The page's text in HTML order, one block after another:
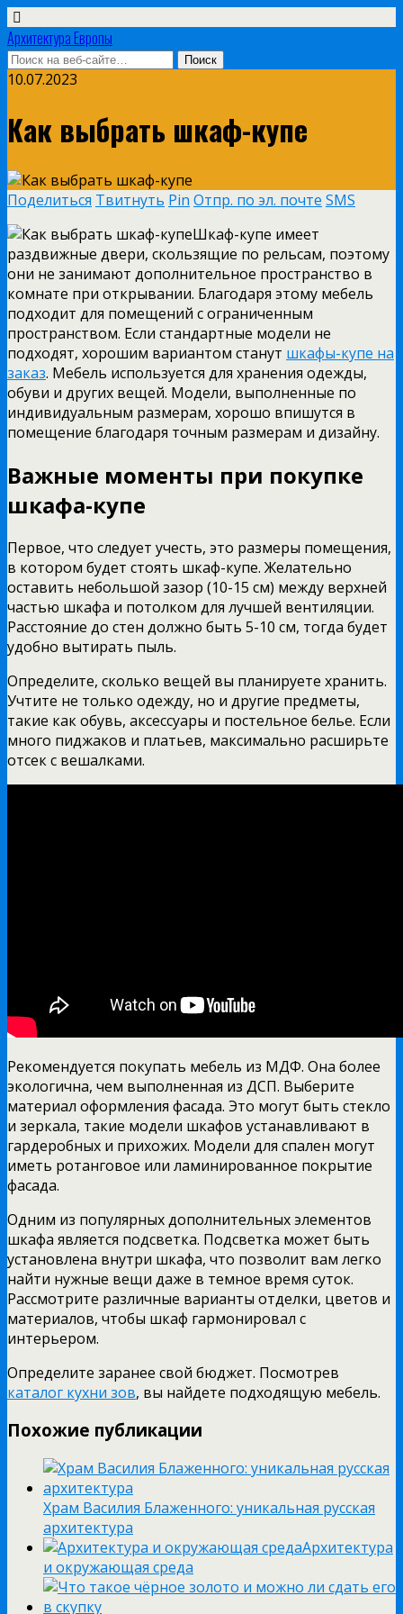
Архитектура Европы
10.07.2023
Как выбрать шкаф-купе
Поделиться Твитнуть Pin Отпр. по эл. почте SMS
Шкаф-купе имеет
раздвижные двери, скользящие по рельсам, поэтому
они не занимают дополнительное пространство в
комнате при открывании. Благодаря этому мебель
подходит для помещений с ограниченным
пространством. Если стандартные модели не
подходят, хорошим вариантом станут шкафы-купе на
заказ. Мебель используется для хранения одежды,
обуви и других вещей. Модели, выполненные по
индивидуальным размерам, хорошо впишутся в
помещение благодаря точным размерам и дизайну.
Важные моменты при покупке
шкафа-купе
Первое, что следует учесть, это размеры помещения,
в котором будет стоять шкаф-купе. Желательно
оставить небольшой зазор (10-15 см) между верхней
частью шкафа и потолком для лучшей вентиляции.
Расстояние до стен должно быть 5-10 см, тогда будет
удобно вытирать пыль.
Определите, сколько вещей вы планируете хранить.
Учтите не только одежду, но и другие предметы,
такие как обувь, аксессуары и постельное белье. Если
много пиджаков и платьев, максимально расширьте
отсек с вешалками.
Рекомендуется покупать мебель из МДФ. Она более
экологична, чем выполненная из ДСП. Выберите
материал оформления фасада. Это могут быть стекло
и зеркала, такие модели шкафов устанавливают в
гардеробных и прихожих. Модели для спален могут
иметь ротанговое или ламинированное покрытие
фасада.
Одним из популярных дополнительных элементов
шкафа является подсветка. Подсветка может быть
установлена внутри шкафа, что позволит вам легко
найти нужные вещи даже в темное время суток.
Рассмотрите различные варианты отделки, цветов и
материалов, чтобы шкаф гармонировал с
интерьером.
Определите заранее свой бюджет. Посмотрев
каталог кухни зов, вы найдете подходящую мебель.
Похожие публикации
Храм Василия Блаженного: уникальная русская
архитектура
Архитектура
и окружающая среда